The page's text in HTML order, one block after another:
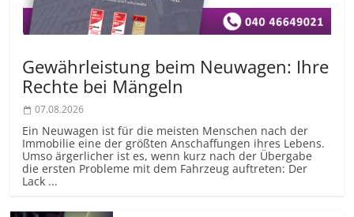
Gewährleistung beim Neuwagen: Ihre
Rechte bei Mängeln
07.08.2026
Ein Neuwagen ist für die meisten Menschen nach der
Immobilie eine der größten Anschaffungen ihres Lebens.
Umso ärgerlicher ist es, wenn kurz nach der Übergabe
die ersten Probleme mit dem Fahrzeug auftreten: Der
Lack ...